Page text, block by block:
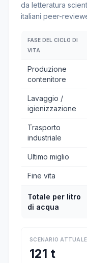
da letteratura
italiani peer-
FASE DEL CICLO DI
VITA
Produzione
contenitore
Lavaggio /
igienizzazione
Trasporto
industriale
Ultimo miglio
Fine vita
Totale per litro
di acqua
SCENARIO ATTUALE
121 t